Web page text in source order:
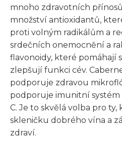
mnoho zdravotních
množství antioxidantů,
proti volným radikálům a
srdečních onemocnění a
flavonoidy, které pomáhají
zlepšují funkci cév.
podporuje zdravou
podporuje imunitní
C. Je to skvělá volba pro
skleničku dobrého vína a
zdraví.